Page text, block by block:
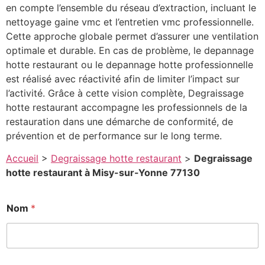
en compte l’ensemble du réseau d’extraction, incluant le
nettoyage gaine vmc et l’entretien vmc professionnelle.
Cette approche globale permet d’assurer une ventilation
optimale et durable. En cas de problème, le depannage
hotte restaurant ou le depannage hotte professionnelle
est réalisé avec réactivité afin de limiter l’impact sur
l’activité. Grâce à cette vision complète, Degraissage
hotte restaurant accompagne les professionnels de la
restauration dans une démarche de conformité, de
prévention et de performance sur le long terme.
Accueil > Degraissage hotte restaurant > Degraissage
hotte restaurant à Misy-sur-Yonne 77130
Nom *